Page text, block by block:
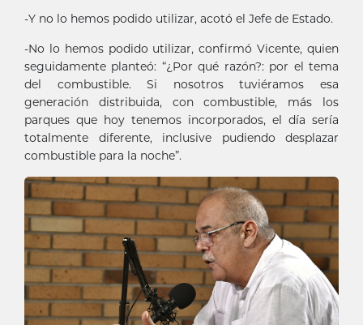
-Y no lo hemos podido utilizar, acotó el Jefe de Estado.
-No lo hemos podido utilizar, confirmó Vicente, quien
seguidamente planteó: “¿Por qué razón?: por el tema
del combustible. Si nosotros tuviéramos esa
generación distribuida, con combustible, más los
parques que hoy tenemos incorporados, el día sería
totalmente diferente, inclusive pudiendo desplazar
combustible para la noche”.